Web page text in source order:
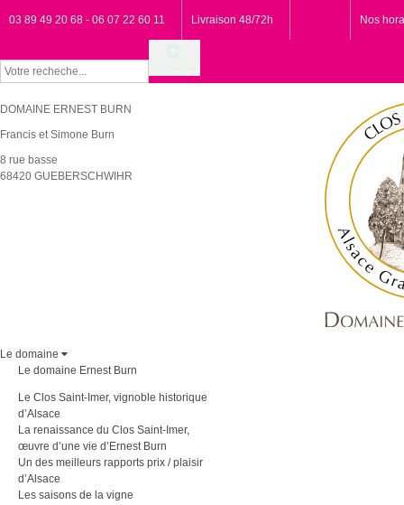
03 89 49 20 68 - 06 07 22 60 11 Livraison 48/72h Nos
Rechercher
DOMAINE ERNEST BURN
Francis et Simone Burn
8 rue basse
68420 GUEBERSCHWIHR
Le domaine
Le domaine Ernest Burn
Le Clos Saint-Imer, vignoble historique
d’Alsace
La renaissance du Clos Saint-Imer,
œuvre d’une vie d’Ernest Burn
Un des meilleurs rapports prix / plaisir
d’Alsace
Les saisons de la vigne